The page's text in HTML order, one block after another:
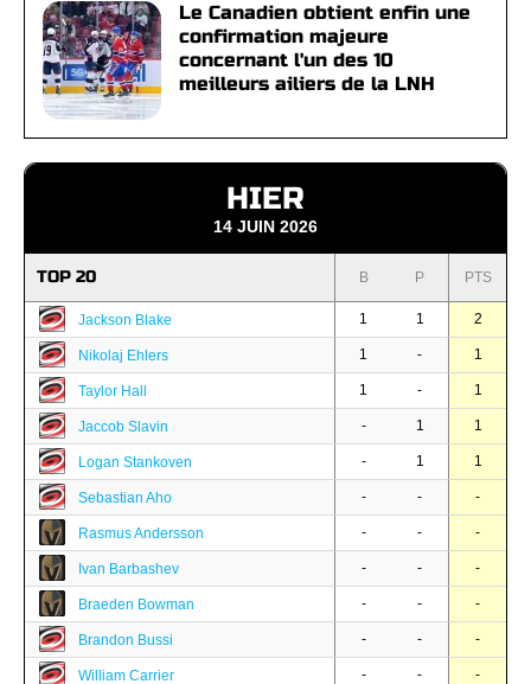
Le Canadien obtient enfin une
confirmation majeure
concernant l'un des 10
meilleurs ailiers de la LNH
HIER
14 JUIN 2026
TOP 20 B P PTS
Jackson Blake 1 1 2
Nikolaj Ehlers 1 - 1
Taylor Hall 1 - 1
Jaccob Slavin - 1 1
Logan Stankoven - 1 1
Sebastian Aho - - -
Rasmus Andersson - - -
Ivan Barbashev - - -
Braeden Bowman - - -
Brandon Bussi - - -
William Carrier - - -